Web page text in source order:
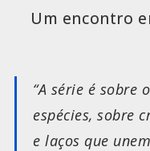
Um encontro
“A série é sobre
espécies, sobre
e laços que